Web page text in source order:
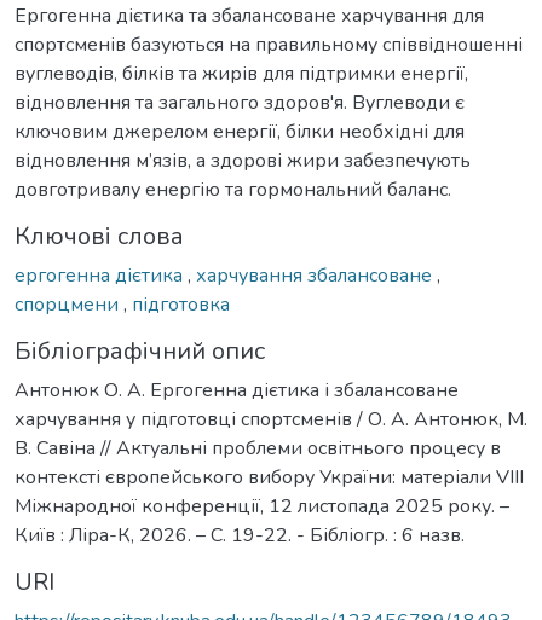
Ергогенна дієтика та збалансоване харчування для
спортсменів базуються на правильному співвідношенні
вуглеводів, білків та жирів для підтримки енергії,
відновлення та загального здоров'я. Вуглеводи є
ключовим джерелом енергії, білки необхідні для
відновлення м’язів, а здорові жири забезпечують
довготривалу енергію та гормональний баланс.
Ключові слова
ергогенна дієтика , харчування збалансоване ,
спорцмени , підготовка
Бібліографічний опис
Антонюк О. А. Ергогенна дієтика і збалансоване
харчування у підготовці спортсменів / О. А. Антонюк, М.
В. Савіна // Актуальні проблеми освітнього процесу в
контексті європейського вибору України: матеріали VIІІ
Міжнародної конференції, 12 листопада 2025 року. –
Київ : Ліра-К, 2026. – С. 19-22. - Бібліогр. : 6 назв.
URI